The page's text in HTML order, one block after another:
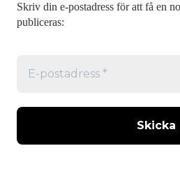
Skriv din e-postadress för att få en
publiceras: